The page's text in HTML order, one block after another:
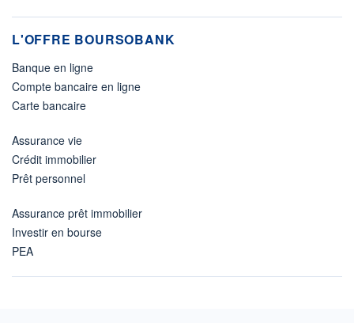
L'OFFRE BOURSOBANK
Banque en ligne
Compte bancaire en ligne
Carte bancaire
Assurance vie
Crédit immobilier
Prêt personnel
Assurance prêt immobilier
Investir en bourse
PEA